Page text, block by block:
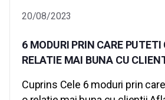
20/08/2023
6 MODURI PRIN CARE
RELATIE MAI BUNA CU
Cuprins Cele 6 moduri prin